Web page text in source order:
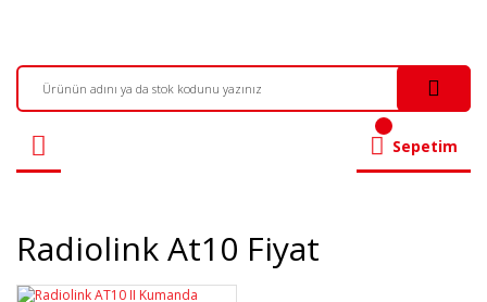
Sepetim
Radiolink At10 Fiyat